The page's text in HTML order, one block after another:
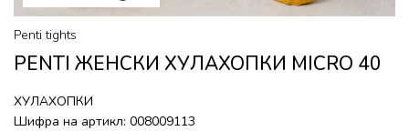
Penti tights
PENTI ЖЕНСКИ ХУЛАХОПКИ MICRO 40
ХУЛАХОПКИ
Шифра на артикл: 008009113